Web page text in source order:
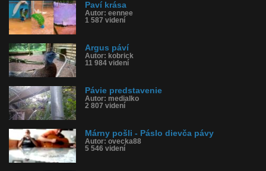
Paví krása
Autor: eennee
1 587 videní
Argus páví
Autor: kobrick
11 984 videní
Pávie predstavenie
Autor: medialko
2 807 videní
Márny pošli - Páslo dievča pávy
Autor: ovecka88
5 546 videní